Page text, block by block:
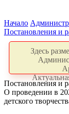
Начало
Постановления и
Здесь
Постановления и
О проведении в
детского